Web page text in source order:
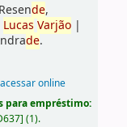
Resende,
Lucas Varjão|
de.
online
para empréstimo:
] (1).